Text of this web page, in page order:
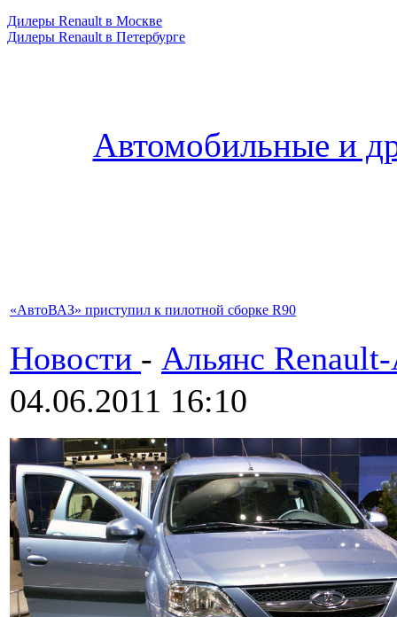
Дилеры Renault в Москве
Дилеры Renault в Петербурге
Автомобильные и
«АвтоВАЗ» приступил к пилотной сборке R90
Новости - Альянс
04.06.2011 16:10